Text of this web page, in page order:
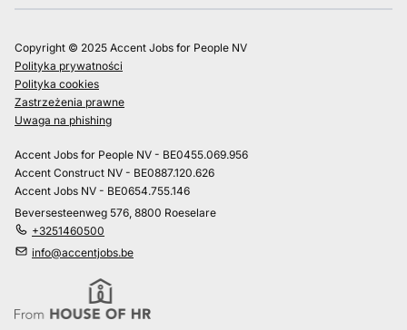
Copyright © 2025 Accent Jobs for People NV
Polityka prywatności
Polityka cookies
Zastrzeżenia prawne
Uwaga na phishing
Accent Jobs for People NV - BE0455.069.956
Accent Construct NV - BE0887.120.626
Accent Jobs NV - BE0654.755.146
Beversesteenweg 576, 8800 Roeselare
+3251460500
info@accentjobs.be